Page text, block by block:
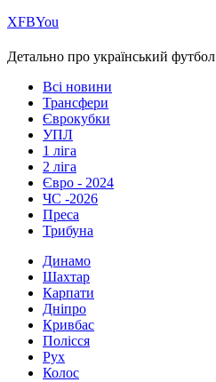
ХFBYou
Детально про український футбол
Всі новини
Трансфери
Єврокубки
УПЛ
1 ліга
2 ліга
Євро - 2024
ЧС -2026
Преса
Трибуна
Динамо
Шахтар
Карпати
Дніпро
Кривбас
Полісся
Рух
Колос